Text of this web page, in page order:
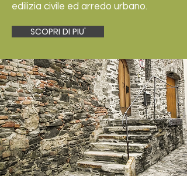
edilizia civile ed arredo urbano.
SCOPRI DI PIU'